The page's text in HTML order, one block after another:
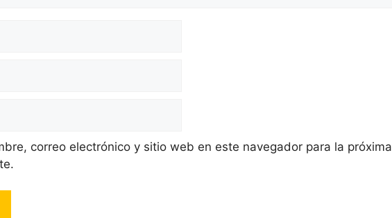
correo electrónico y sitio web en este navegador para la próxima